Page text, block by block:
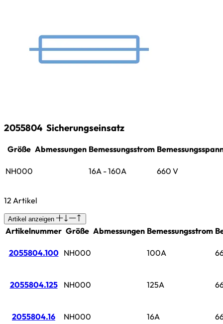
2055804 Sicherungseinsatz
Größe Abmessungen Bemessungsstrom
NH000 16A - 160A 660 V
12 Artikel
Artikel anzeigen
Artikelnummer Größe Abmessungen Bemessungsstrom
2055804.100 NH000 100A
2055804.125 NH000 125A
2055804.16 NH000 16A